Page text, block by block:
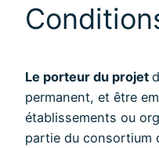
Le porteur du projet
permanent, et être
établissements ou
partie du consortium